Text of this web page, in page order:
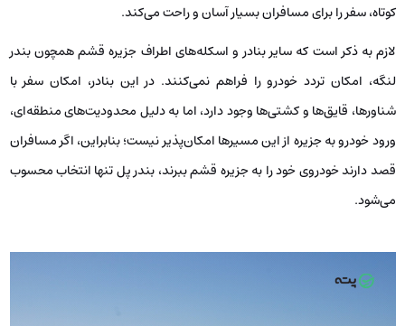
کوتاه، سفر را برای مسافران بسیار آسان و راحت می‌کند.
لازم به ذکر است که سایر بنادر و اسکله‌های اطراف جزیره قشم همچون بندر
لنگه، امکان تردد خودرو را فراهم نمی‌کنند. در این بنادر، امکان سفر با
شناورها، قایق‌ها و کشتی‌ها وجود دارد، اما به دلیل محدودیت‌های منطقه‌ای،
ورود خودرو به جزیره از این مسیرها امکان‌پذیر نیست؛ بنابراین، اگر مسافران
قصد دارند خودروی خود را به جزیره قشم ببرند، بندر پل تنها انتخاب محسوب
می‌شود.